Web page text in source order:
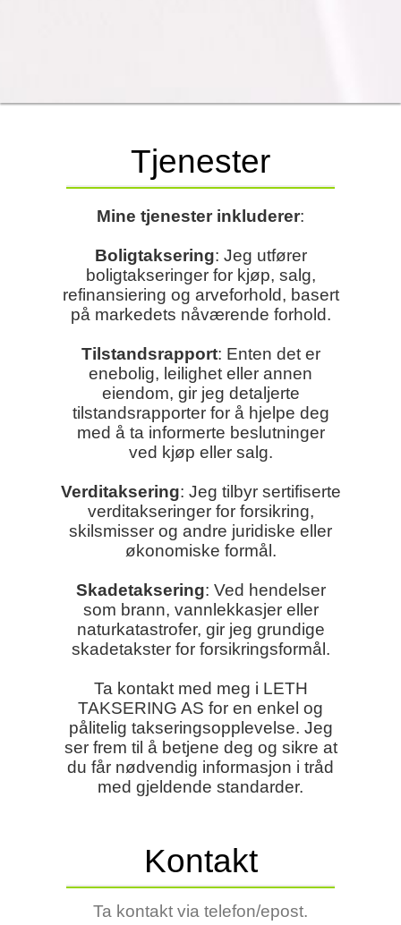
Tjenester
Mine tjenester inkluderer:
Boligtaksering: Jeg utfører
boligtakseringer for kjøp, salg,
refinansiering og arveforhold, basert
på markedets nåværende forhold.
Tilstandsrapport: Enten det er
enebolig, leilighet eller annen
eiendom, gir jeg detaljerte
tilstandsrapporter for å hjelpe deg
med å ta informerte beslutninger
ved kjøp eller salg.
Verditaksering: Jeg tilbyr sertifiserte
verditakseringer for forsikring,
skilsmisser og andre juridiske eller
økonomiske formål.
Skadetaksering: Ved hendelser
som brann, vannlekkasjer eller
naturkatastrofer, gir jeg grundige
skadetakster for forsikringsformål.
Ta kontakt med meg i LETH
TAKSERING AS for en enkel og
pålitelig takseringsopplevelse. Jeg
ser frem til å betjene deg og sikre at
du får nødvendig informasjon i tråd
med gjeldende standarder.
Kontakt
Ta kontakt via telefon/epost.